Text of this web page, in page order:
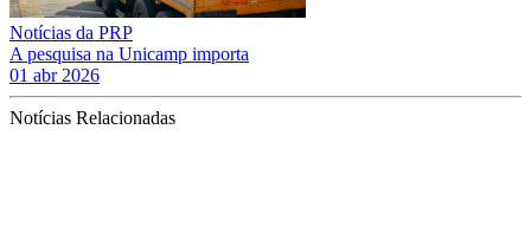
Notícias da PRP
A pesquisa na Unicamp importa
01 abr 2026
Notícias Relacionadas